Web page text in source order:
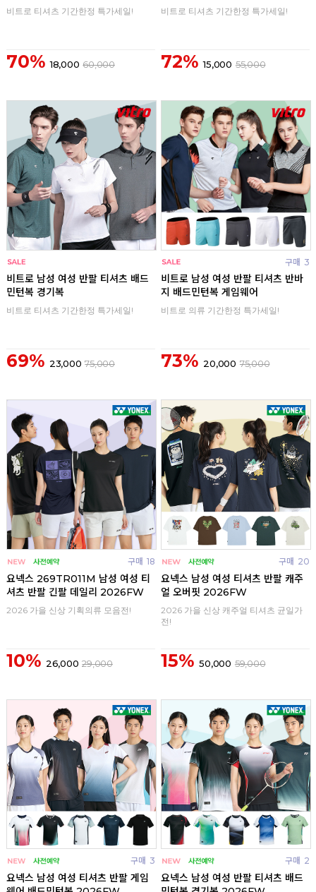
비트로 티셔츠 기간한정 특가세일!
70% 18,000 60,000
비트로 티셔츠 기간한정 특가세일!
72% 15,000 55,000
비트로 남성 여성 반팔 티셔츠 배드
민턴복 경기복
비트로 티셔츠 기간한정 특가세일!
69% 23,000 75,000
구매 3
비트로 남성 여성 반팔 티셔츠 반바
지 배드민턴복 게임웨어
비트로 의류 기간한정 특가세일!
73% 20,000 75,000
구매 18
요넥스 269TR011M 남성 여성 티
셔츠 반팔 긴팔 데일리 2026FW
2026 가을 신상 기획의류 모음전!
10% 26,000 29,000
구매 20
요넥스 남성 여성 티셔츠 반팔 캐주
얼 오버핏 2026FW
2026 가을 신상 캐주얼 티셔츠 균일가
전!
15% 50,000 59,000
구매 3
요넥스 남성 여성 티셔츠 반팔 게임
구매 2
요넥스 남성 여성 반팔 티셔츠 배드